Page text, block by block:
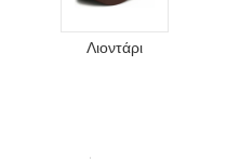
Λιοντάρι